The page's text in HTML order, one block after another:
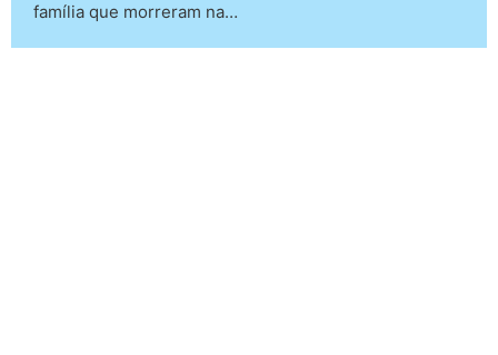
família que morreram na…